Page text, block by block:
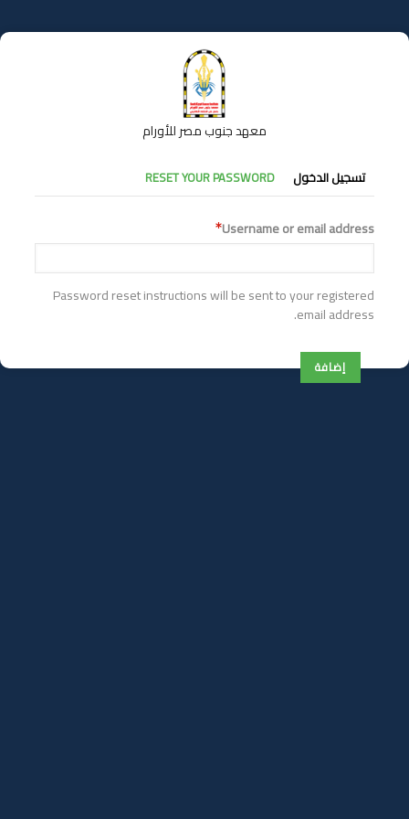
إلى
المحتوى
معهد جنوب مصر للأورام
التبويبات
الأساسية
تسجيل الدخول RESET YOUR PASSWORD
Username or email address
Password reset instructions will be sent to your registered
email address.